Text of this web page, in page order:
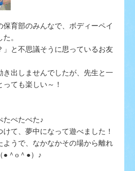
保育部のみんなで、ボディーペイ
。
」と不思議そうに思っているお友
き出しませんでしたが、先生と一
ても楽しい～！
たぺたぺた♪
て、夢中になって遊べました！
ようで、なかなかその場から離れ
●＾o＾●）♪